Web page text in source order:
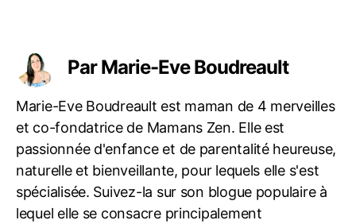
n
s
e
n,
s
m
ai
n
Par Marie-Eve Boudreault
Marie-Eve Boudreault est maman de 4 merveilles
et co-fondatrice de Mamans Zen. Elle est
passionnée d'enfance et de parentalité heureuse,
naturelle et bienveillante, pour lequels elle s'est
spécialisée. Suivez-la sur son blogue populaire à
lequel elle se consacre principalement